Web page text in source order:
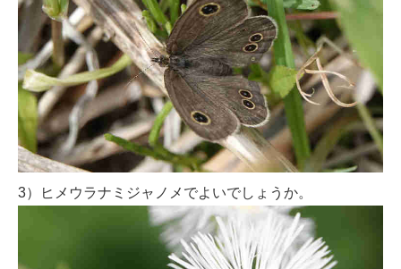
3）ヒメウラナミジャノメでよいでしょうか。